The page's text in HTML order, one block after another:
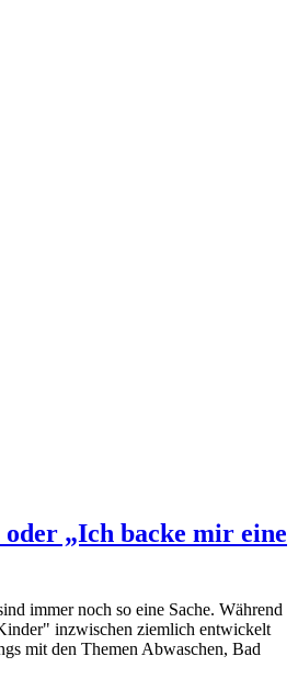
„Ich backe mir eine
immer noch so eine Sache. Während
inzwischen ziemlich entwickelt
mit den Themen Abwaschen, Bad